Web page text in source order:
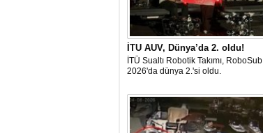
İTU AUV, Dünya’da 2. oldu!
İTÜ Sualtı Robotik Takımı, RoboSub
2026'da dünya 2.'si oldu.